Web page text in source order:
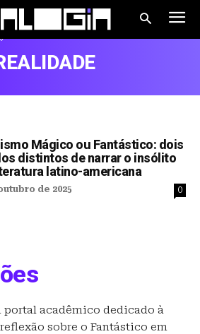
Mágico ou Fantástico: dois
distintos de narrar o insólito
latino-americana
de 2025 0
portal acadêmico dedicado à
sobre o Fantástico em